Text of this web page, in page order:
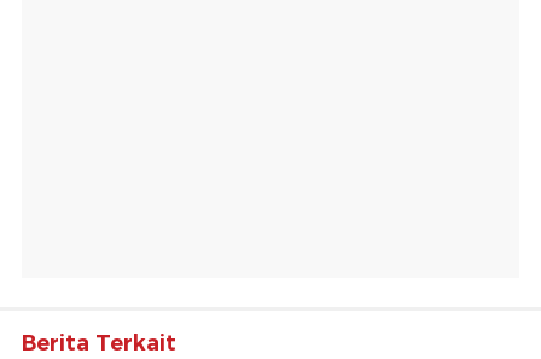
Berita Terkait